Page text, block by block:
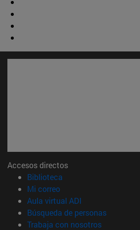
Accesos directos
Biblioteca
Mi correo(abre en nueva
Aula virtual ADI
Búsqueda de personas(abre en
Trabaja con nosotros(abre en